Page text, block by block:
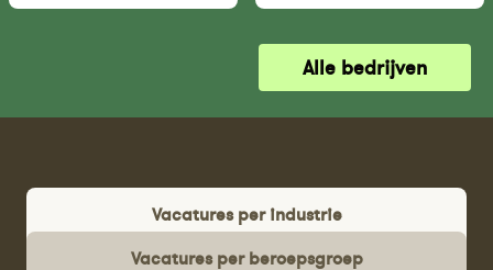
Alle bedrijven
Vacatures per industrie
Vacatures per beroepsgroep